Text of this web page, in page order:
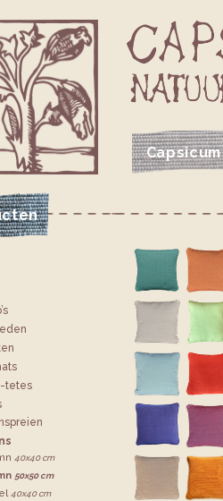
Capsicum
INSTAGRAM
tetes
40x40 cm
50x50 cm
40x40 cm